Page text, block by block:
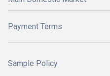
Payment Terms
Sample Policy